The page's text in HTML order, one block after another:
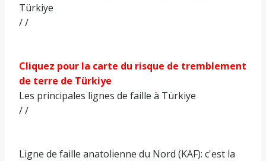
Türkiye
/ /
Cliquez pour la carte du risque de tremblement
de terre de Türkiye
Les principales lignes de faille à Türkiye
/ /
Ligne de faille anatolienne du Nord (KAF): c'est la